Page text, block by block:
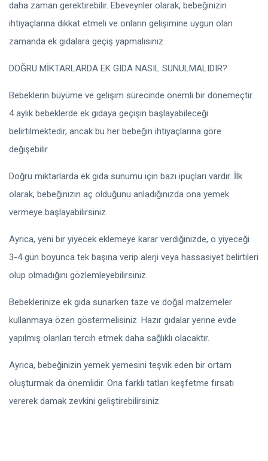
daha zaman gerektirebilir. Ebeveynler olarak, bebeğinizin
ihtiyaçlarına dikkat etmeli ve onların gelişimine uygun olan
zamanda ek gıdalara geçiş yapmalısınız.
DOĞRU MİKTARLARDA EK GIDA NASIL SUNULMALIDIR?
Bebeklerin büyüme ve gelişim sürecinde önemli bir dönemeçtir.
4 aylık bebeklerde ek gıdaya geçişin başlayabileceği
belirtilmektedir, ancak bu her bebeğin ihtiyaçlarına göre
değişebilir.
Doğru miktarlarda ek gıda sunumu için bazı ipuçları vardır. İlk
olarak, bebeğinizin aç olduğunu anladığınızda ona yemek
vermeye başlayabilirsiniz.
Ayrıca, yeni bir yiyecek eklemeye karar verdiğinizde, o yiyeceği
3-4 gün boyunca tek başına verip alerji veya hassasiyet belirtileri
olup olmadığını gözlemleyebilirsiniz.
Bebeklerinize ek gıda sunarken taze ve doğal malzemeler
kullanmaya özen göstermelisiniz. Hazır gıdalar yerine evde
yapılmış olanları tercih etmek daha sağlıklı olacaktır.
Ayrıca, bebeğinizin yemek yemesini teşvik eden bir ortam
oluşturmak da önemlidir. Ona farklı tatları keşfetme fırsatı
vererek damak zevkini geliştirebilirsiniz.